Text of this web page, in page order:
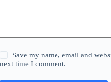
Save my name, email and
next time I comment.